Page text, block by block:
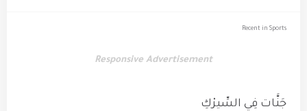
Recent in Sports
Responsive Advertisement
جَنَّات فِي السِّيرْكِ